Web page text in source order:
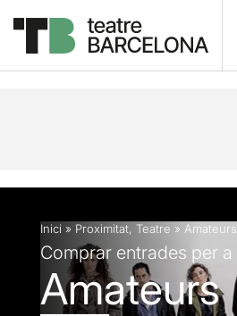
Descripció Fitxa artística
Inici » Proximitat, Teatre » Amateurs
Comprar entrades per a
Amateurs